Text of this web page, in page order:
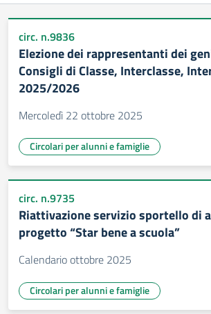
circ. n.9836
Elezione dei rappresentanti dei
Consigli di Classe, Interclasse,
2025/2026
Mercoledì 22 ottobre 2025
Circolari per alunni e famiglie
circ. n.9735
Riattivazione servizio sportello di
progetto “Star bene a scuola”
Calendario ottobre 2025
Circolari per alunni e famiglie